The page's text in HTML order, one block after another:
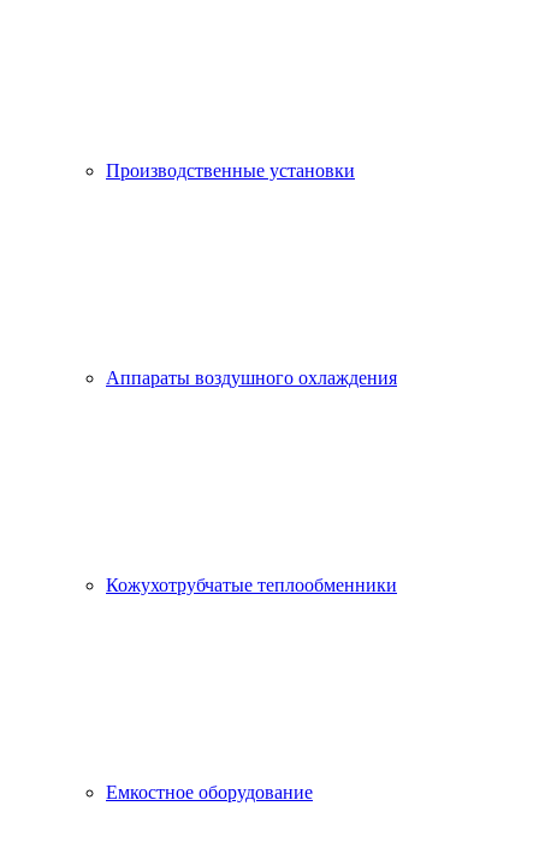
Производственные установки
Аппараты воздушного охлаждения
Кожухотрубчатые теплообменники
Емкостное оборудование